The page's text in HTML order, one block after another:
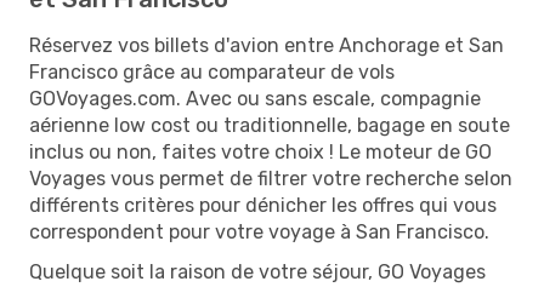
Réservez vos billets d'avion entre Anchorage et San
Francisco grâce au comparateur de vols
GOVoyages.com. Avec ou sans escale, compagnie
aérienne low cost ou traditionnelle, bagage en soute
inclus ou non, faites votre choix ! Le moteur de GO
Voyages vous permet de filtrer votre recherche selon
différents critères pour dénicher les offres qui vous
correspondent pour votre voyage à San Francisco.
Quelque soit la raison de votre séjour, GO Voyages